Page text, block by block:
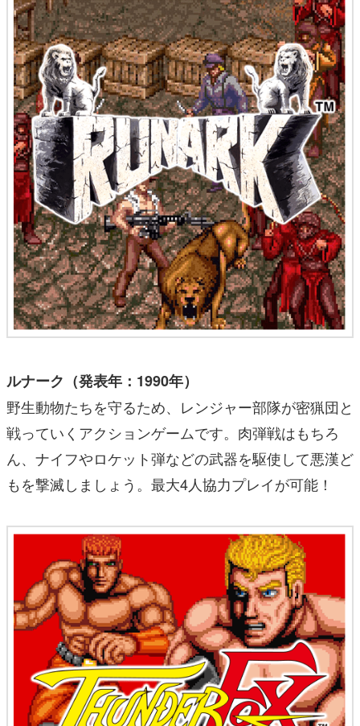
ルナーク（発表年：1990年）
野生動物たちを守るため、レンジャー部隊が密猟団と
戦っていくアクションゲームです。肉弾戦はもちろ
ん、ナイフやロケット弾などの武器を駆使して悪漢ど
もを撃滅しましょう。最大4人協力プレイが可能！